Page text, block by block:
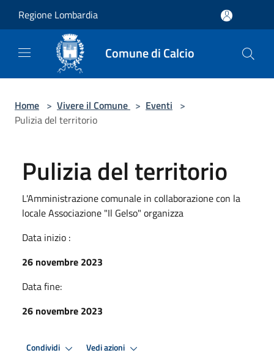
Regione Lombardia
Comune di Calcio
Home > Vivere il Comune > Eventi >
Pulizia del territorio
Pulizia del territorio
L'Amministrazione comunale in collaborazione con la
locale Associazione "Il Gelso" organizza
Data inizio :
26 novembre 2023
Data fine:
26 novembre 2023
Condividi Vedi azioni